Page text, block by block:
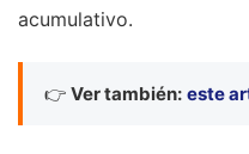
acumulativo.
👉 Ver también: este